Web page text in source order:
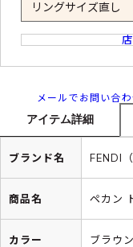
リングサイズ直し
メールでお問い合
アイテム詳細
ブランド名 FENDI
商品名 ペカン
カラー ブラウ